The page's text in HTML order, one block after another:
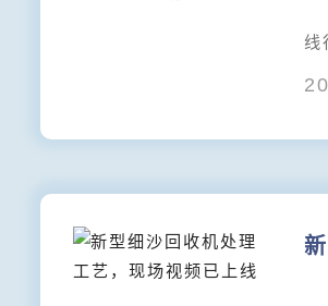
线